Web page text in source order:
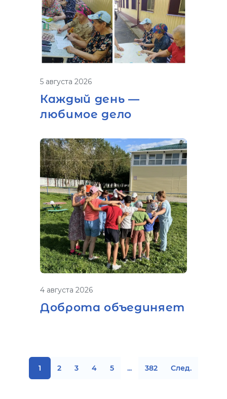
5 августа 2026
Каждый день —
любимое дело
4 августа 2026
Доброта объединяет
1 2 3 4 5 ... 382 След.